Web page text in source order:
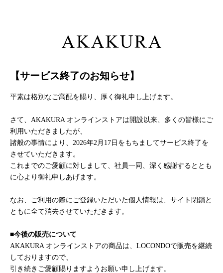
【サービス終了のお知らせ】
平素は格別なご高配を賜り、厚く御礼申し上げます。
さて、AKAKURA オンラインストアは開設以来、多くの皆様にご
利用いただきましたが、
諸般の事情により、2026年2月17日をもちましてサービス終了を
させていただきます。
これまでのご愛顧に対しまして、社員一同、深く感謝するととも
に心より御礼申しあげます。
なお、ご利用の際にご登録いただいた個人情報は、サイト閉鎖と
ともに全て消去させていただきます。
■今後の販売について
AKAKURA オンラインストアの商品は、LOCONDOで販売を継続
しておりますので、
引き続きご愛顧賜りますようお願い申し上げます。